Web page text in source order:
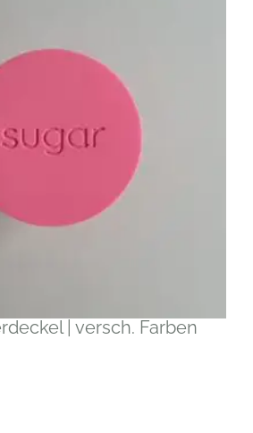
| versch. Farben